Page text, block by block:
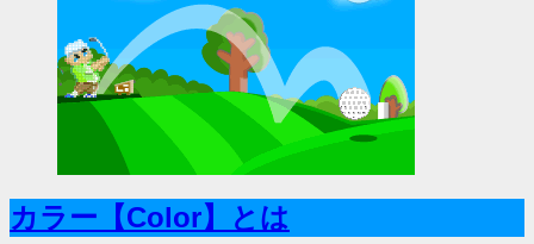
カラー【Color】とは